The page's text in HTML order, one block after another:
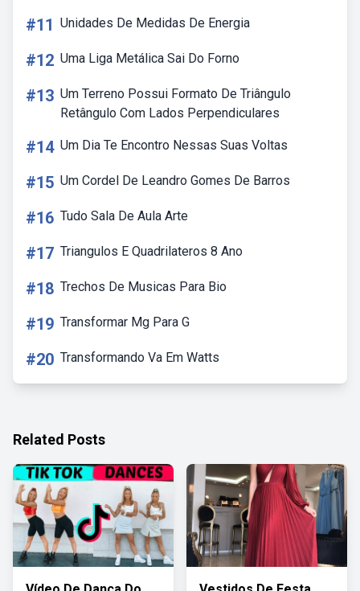
#11 Unidades De Medidas De Energia
#12 Uma Liga Metálica Sai Do Forno
#13 Um Terreno Possui Formato De Triângulo
Retângulo Com Lados Perpendiculares
#14 Um Dia Te Encontro Nessas Suas Voltas
#15 Um Cordel De Leandro Gomes De Barros
#16 Tudo Sala De Aula Arte
#17 Triangulos E Quadrilateros 8 Ano
#18 Trechos De Musicas Para Bio
#19 Transformar Mg Para G
#20 Transformando Va Em Watts
Related Posts